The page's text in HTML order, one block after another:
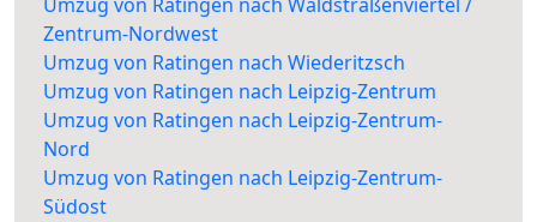
Zentrum-Nordwest
Umzug von Ratingen nach Wiederitzsch
Umzug von Ratingen nach Leipzig-Zentrum
Umzug von Ratingen nach Leipzig-Zentrum-
Nord
Umzug von Ratingen nach Leipzig-Zentrum-
Südost